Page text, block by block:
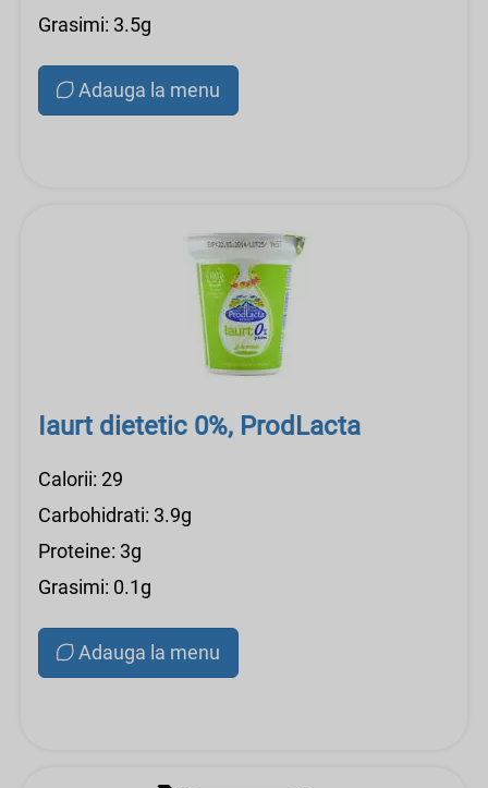
Grasimi: 3.5g
Adauga la menu
Iaurt dietetic 0%, ProdLacta
Calorii: 29
Carbohidrati: 3.9g
Proteine: 3g
Grasimi: 0.1g
Adauga la menu